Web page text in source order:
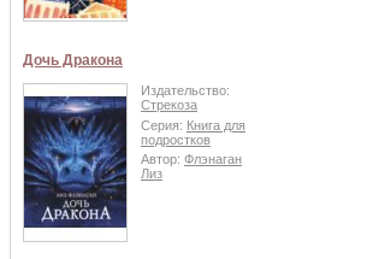
Дочь Дракона
Издательство:
Стрекоза
Серия: Книга для
подростков
Автор: Флэнаган
Лиз